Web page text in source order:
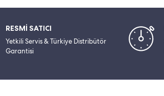
RESMİ SATICI
Yetkili Servis & Türkiye Distribütör
Garantisi